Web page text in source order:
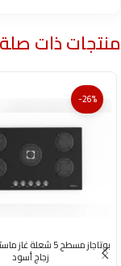
منتجات ذات صلة
-26%
زجاج أسود